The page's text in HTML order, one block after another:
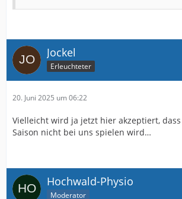
Jockel
Erleuchteter
20. Juni 2025 um 06:22
Vielleicht wird ja jetzt hier akzeptiert,
Saison nicht bei uns spielen wird…
Hochwald-Physio
Moderator